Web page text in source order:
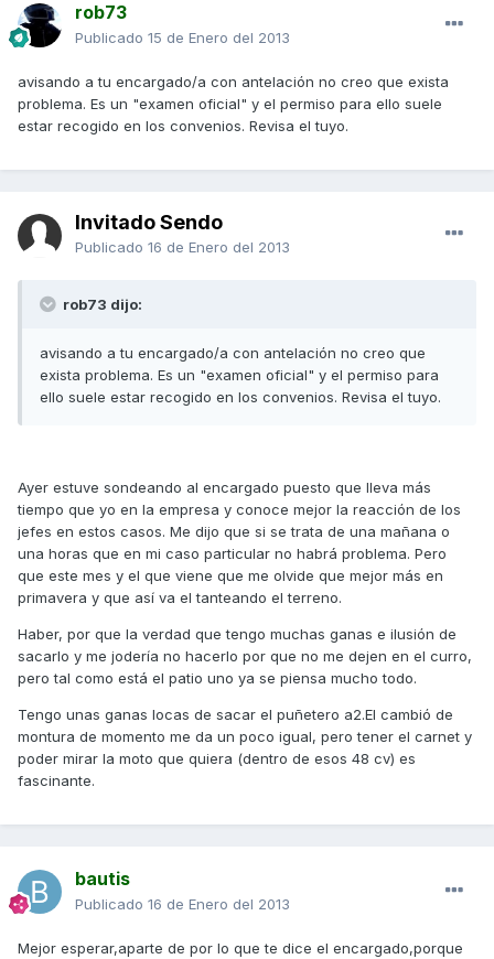
rob73
Publicado 15 de Enero del 2013
avisando a tu encargado/a con antelación no creo que exista
problema. Es un "examen oficial" y el permiso para ello suele
estar recogido en los convenios. Revisa el tuyo.
Invitado Sendo
Publicado 16 de Enero del 2013
rob73 dijo:
avisando a tu encargado/a con antelación no creo que
exista problema. Es un "examen oficial" y el permiso para
ello suele estar recogido en los convenios. Revisa el tuyo.
Ayer estuve sondeando al encargado puesto que lleva más
tiempo que yo en la empresa y conoce mejor la reacción de los
jefes en estos casos. Me dijo que si se trata de una mañana o
una horas que en mi caso particular no habrá problema. Pero
que este mes y el que viene que me olvide que mejor más en
primavera y que así va el tanteando el terreno.
Haber, por que la verdad que tengo muchas ganas e ilusión de
sacarlo y me jodería no hacerlo por que no me dejen en el curro,
pero tal como está el patio uno ya se piensa mucho todo.
Tengo unas ganas locas de sacar el puñetero a2.El cambió de
montura de momento me da un poco igual, pero tener el carnet y
poder mirar la moto que quiera (dentro de esos 48 cv) es
fascinante.
bautis
Publicado 16 de Enero del 2013
Mejor esperar,aparte de por lo que te dice el encargado,porque